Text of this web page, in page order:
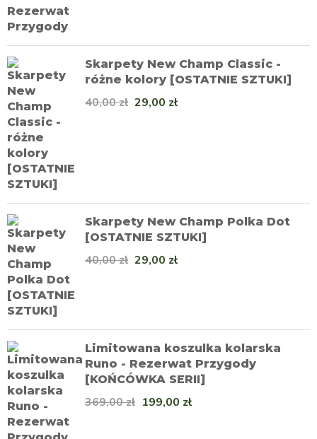
Skarpety New Champ Classic -
różne kolory [OSTATNIE SZTUKI]
40,00zł 29,00 zł
Skarpety New Champ Polka Dot
[OSTATNIE SZTUKI]
40,00zł 29,00 zł
Limitowana koszulka kolarska
Runo - Rezerwat Przygody
[KOŃCÓWKA SERII]
369,00zł 199,00 zł